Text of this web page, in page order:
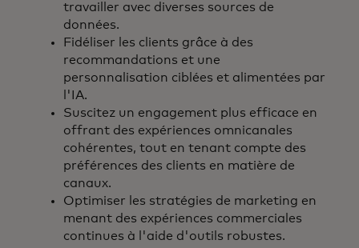
travailler avec diverses sources de
données.
Fidéliser les clients grâce à des
recommandations et une
personnalisation ciblées et alimentées par
l'IA.
Suscitez un engagement plus efficace en
offrant des expériences omnicanales
cohérentes, tout en tenant compte des
préférences des clients en matière de
canaux.
Optimiser les stratégies de marketing en
menant des expériences commerciales
continues à l'aide d'outils robustes.